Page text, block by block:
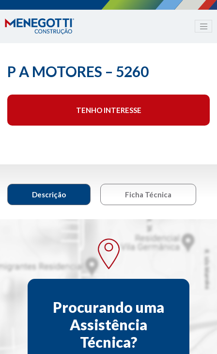
P A MOTORES – 5260
TENHO INTERESSE
Descrição Ficha Técnica
Procurando uma
Assistência
Técnica?